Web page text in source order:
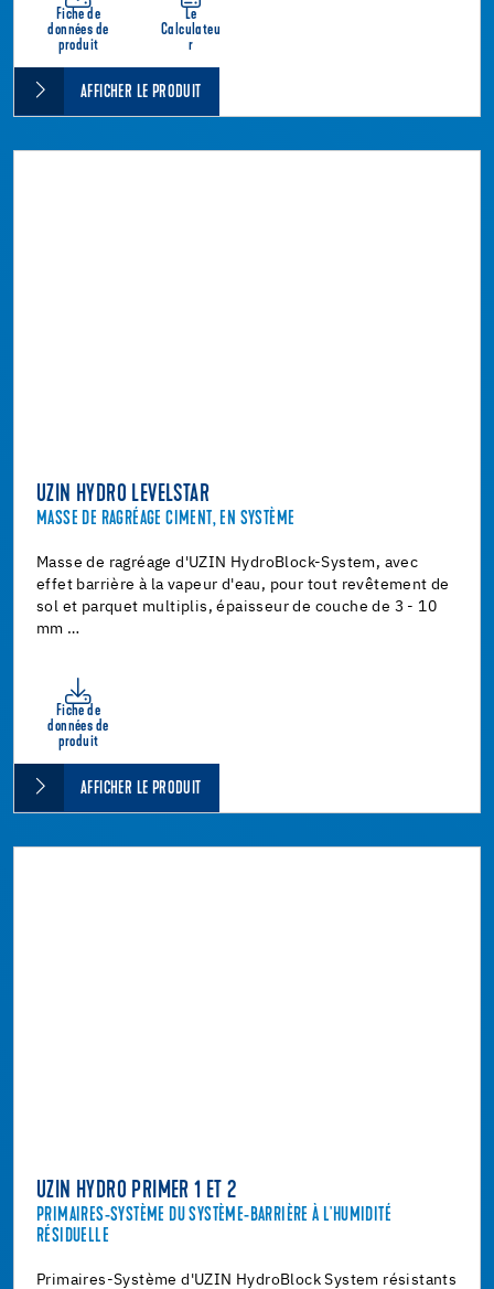
Fiche de
données de
produit
Le
Calculateu
r
AFFICHER LE PRODUIT
UZIN HYDRO LEVELSTAR
MASSE DE RAGRÉAGE CIMENT, EN SYSTÈME
Masse de ragréage d'UZIN HydroBlock-System, avec
effet barrière à la vapeur d'eau, pour tout revêtement de
sol et parquet multiplis, épaisseur de couche de 3 - 10
mm …
Fiche de
données de
produit
AFFICHER LE PRODUIT
UZIN HYDRO PRIMER 1 ET 2
PRIMAIRES-SYSTÈME DU SYSTÈME-BARRIÈRE À L'HUMIDITÉ
RÉSIDUELLE
Primaires-Système d'UZIN HydroBlock System résistants